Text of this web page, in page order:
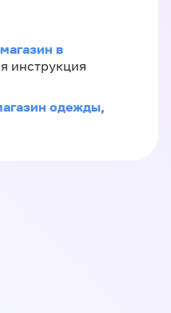
в
инструкция
одежды,